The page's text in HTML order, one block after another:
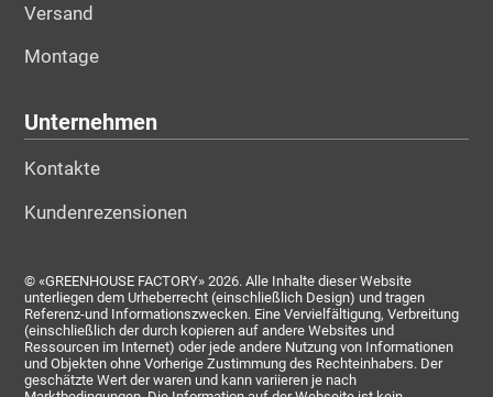
Versand
Montage
Unternehmen
Kontakte
Kundenrezensionen
© «GREENHOUSE FACTORY» 2026. Alle Inhalte dieser Website
unterliegen dem Urheberrecht (einschließlich Design) und tragen
Referenz-und Informationszwecken. Eine Vervielfältigung, Verbreitung
(einschließlich der durch kopieren auf andere Websites und
Ressourcen im Internet) oder jede andere Nutzung von Informationen
und Objekten ohne Vorherige Zustimmung des Rechteinhabers. Der
geschätzte Wert der waren und kann variieren je nach